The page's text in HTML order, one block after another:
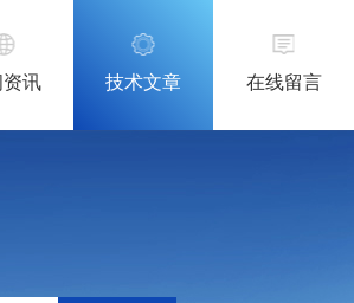
资讯 技术文章 在线留言